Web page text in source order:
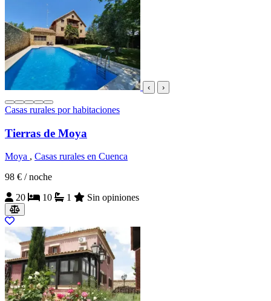
‹ ›
Casas rurales por habitaciones
Tierras de Moya
Moya , Casas rurales en Cuenca
98 € / noche
20
10 1 Sin opiniones